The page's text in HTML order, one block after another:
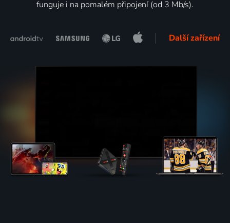
funguje i na pomalém připojení (od 3 Mb/s).
Další zařízení